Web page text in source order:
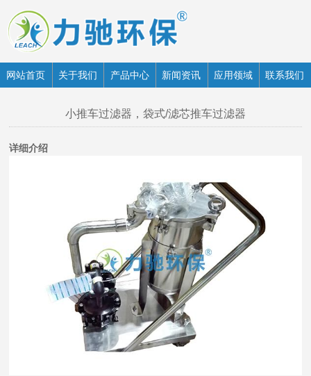
网站首页 关于我们 产品中心 新闻资讯 应用领域 联系我们
小推车过滤器，袋式/滤芯推车过滤器
详细介绍